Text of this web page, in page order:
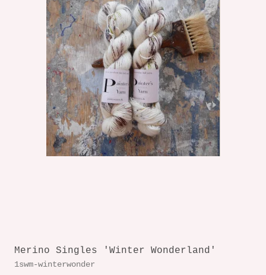
Merino Singles 'Winter Wonderland'
1swm-winterwonder